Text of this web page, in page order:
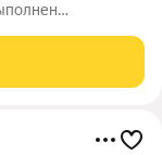
санузел